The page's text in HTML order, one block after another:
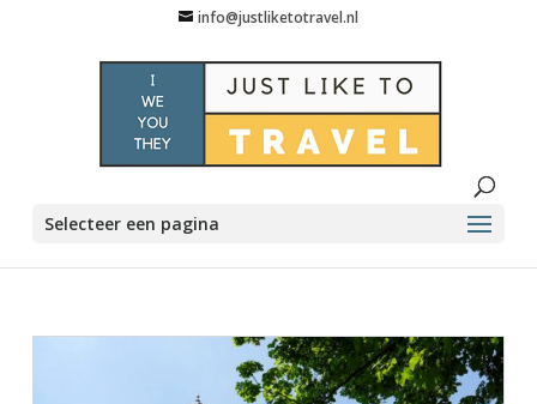
info@justliketotravel.nl
Selecteer een pagina